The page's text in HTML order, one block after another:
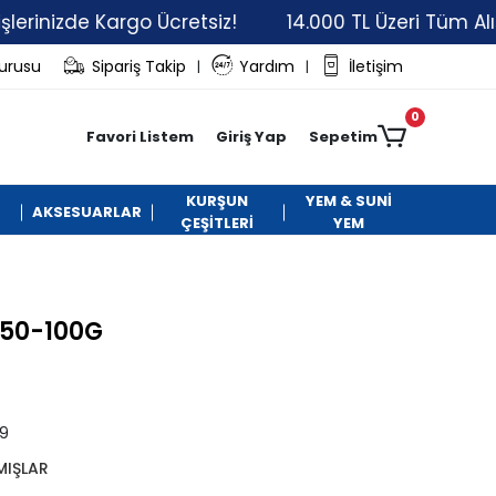
Kargo Ücretsiz! 14.000 TL Üzeri Tüm
Sipariş Takip | Yardım | İletişim
Favori Listem Giriş Yap Sepetim
0
AKSESUARLAR
KURŞUN
ÇEŞİTLERİ
YEM & SUNİ
YEM
100G